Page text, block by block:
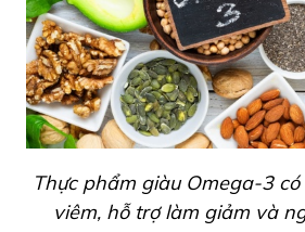
Thực phẩm giàu Omega-3
viêm, hỗ trợ làm giảm và